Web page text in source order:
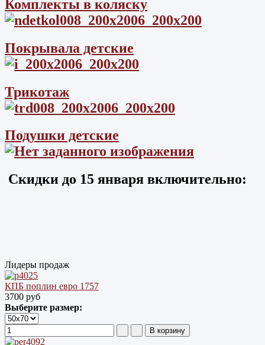
Комплекты в коляску
Покрывала детские
Трикотаж
Подушки детские
Скидки до 15 января включительно:
Лидеры продаж
КПБ поплин евро 1757
3700 руб
Выберите размер: